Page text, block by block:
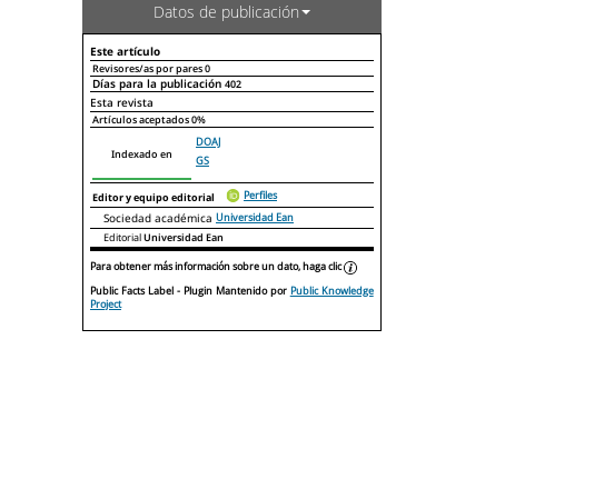
Datos de publicación
Este artículo
Revisores/as por pares0
Días para la publicación 402
Declaraciones de autoría
Esta revista
Artículos aceptados0%
Indexado en
DOAJ
GS
Editor y equipo editorial Perfiles
Sociedad académica Universidad Ean
EditorialUniversidad Ean
Para obtener más información sobre un dato, haga clic
Public Facts Label- Plugin Mantenido por Public Knowledge
Project